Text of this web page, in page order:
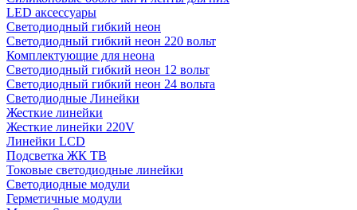
LED аксессуары
Светодиодный гибкий неон
Светодиодный гибкий неон 220 вольт
Комплектующие для неона
Светодиодный гибкий неон 12 вольт
Светодиодный гибкий неон 24 вольта
Светодиодные Линейки
Жесткие линейки
Жесткие линейки 220V
Линейки LCD
Подсветка ЖК ТВ
Токовые светодиодные линейки
Светодиодные модули
Герметичные модули